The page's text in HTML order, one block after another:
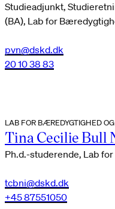
Studieadjunkt,
(BA), Lab for
pvn@dskd.dk
20 10 38 83
LAB FOR BÆREDYGTIGHED
Tina Cecilie Bull
Ph.d.-studerende, Lab
tcbni@dskd.dk
+45 87551050